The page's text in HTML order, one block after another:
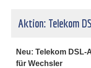
Aktion: Telekom
Neu: Telekom
für Wechsler